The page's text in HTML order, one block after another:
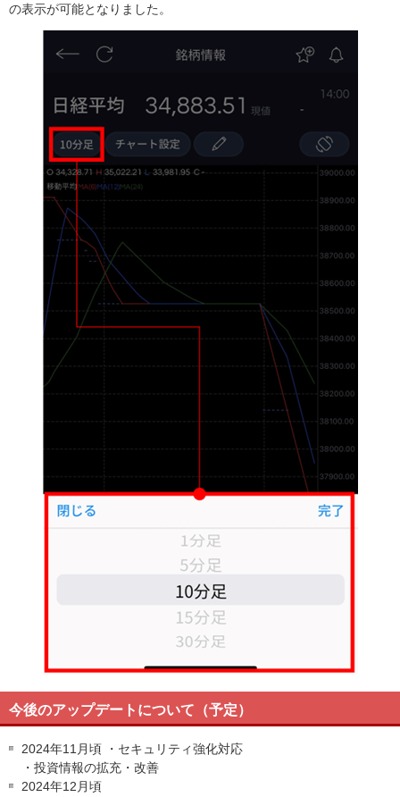
の表示が可能となりました。
今後のアップデートについて（予定）
2024年11月頃 ・セキュリティ強化対応
・投資情報の拡充・改善
2024年12月頃